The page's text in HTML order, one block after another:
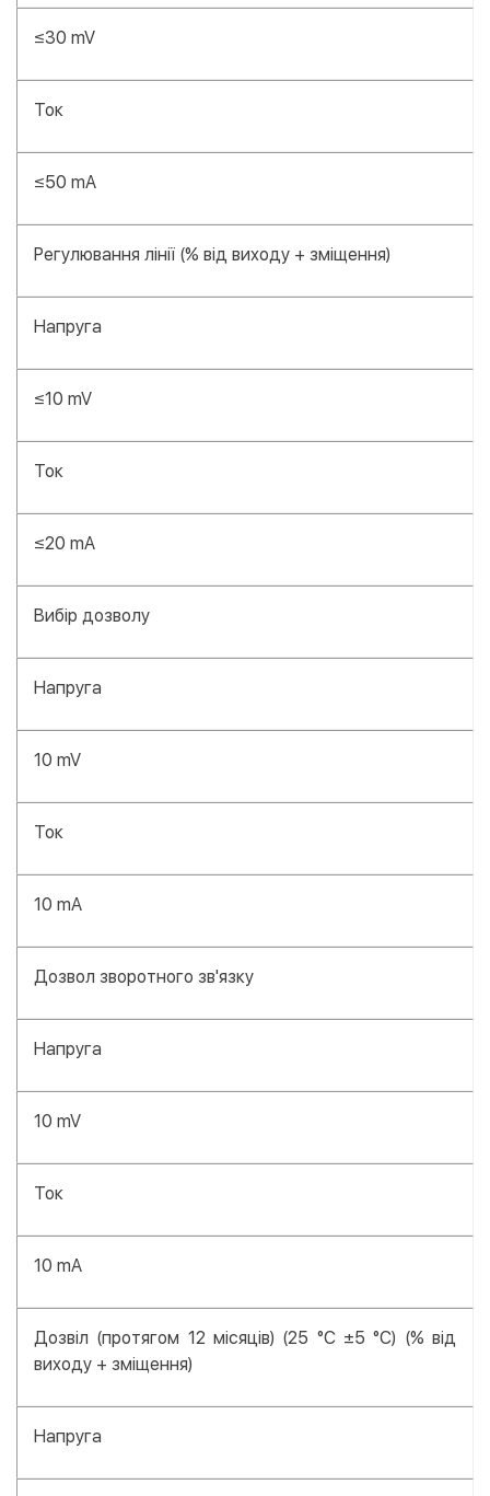
≤30 mV
Ток
≤50 mA
Регулювання лінії (% від виходу + зміщення)
Напруга
≤10 mV
Ток
≤20 mA
Вибір дозволу
Напруга
10 mV
Ток
10 mA
Дозвол зворотного зв'язку
Напруга
10 mV
Ток
10 mA
Дозвіл (протягом 12 місяців) (25 °С ±5 °С) (% від
виходу + зміщення)
Напруга